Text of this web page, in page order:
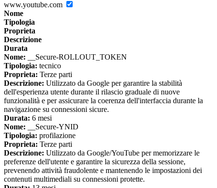
www.youtube.com
Nome
Tipologia
Proprieta
Descrizione
Durata
Nome: __Secure-ROLLOUT_TOKEN
Tipologia: tecnico
Proprieta: Terze parti
Descrizione: Utilizzato da Google per garantire la stabilità
dell'esperienza utente durante il rilascio graduale di nuove
funzionalità e per assicurare la coerenza dell'interfaccia durante la
navigazione su connessioni sicure.
Durata: 6 mesi
Nome: __Secure-YNID
Tipologia: profilazione
Proprieta: Terze parti
Descrizione: Utilizzato da Google/YouTube per memorizzare le
preferenze dell'utente e garantire la sicurezza della sessione,
prevenendo attività fraudolente e mantenendo le impostazioni dei
contenuti multimediali su connessioni protette.